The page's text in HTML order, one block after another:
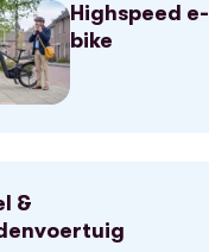
Highspeed e-
bike
&